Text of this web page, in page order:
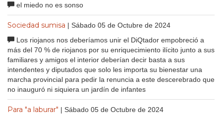
el miedo no es sonso
Sociedad sumisa | Sábado 05 de Octubre de 2024
Los riojanos nos deberíamos unir el DiQtador empobreció a
más del 70 % de riojanos por su enriquecimiento ilícito junto a sus
familiares y amigos el interior deberían decir basta a sus
intendentes y diputados que solo les importa su bienestar una
marcha provincial para pedir la renuncia a este descerebrado que
no inauguró ni siquiera un jardín de infantes
Para "a laburar" | Sábado 05 de Octubre de 2024